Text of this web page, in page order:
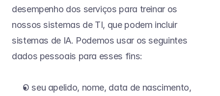
desempenho dos serviços para treinar os
nossos sistemas de TI, que podem incluir
sistemas de IA. Podemos usar os seguintes
dados pessoais para esses fins:
O seu apelido, nome, data de nascimento,